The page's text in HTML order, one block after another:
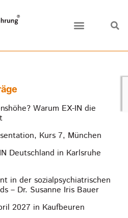
Warum EX-IN die
Kurs 7, München
Deutschland in Karlsruhe
in der sozialpsychiatrischen
– Dr. Susanne Iris Bauer
2027 in Kaufbeuren